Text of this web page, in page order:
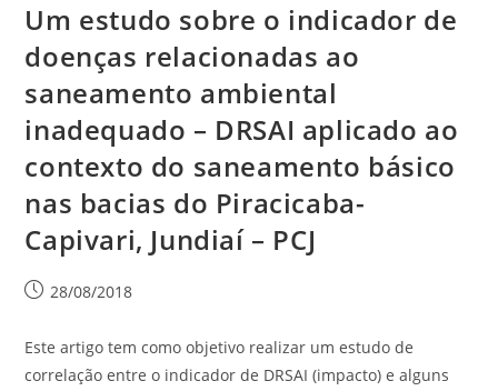
Um estudo sobre o indicador de
doenças relacionadas ao
saneamento ambiental
inadequado – DRSAI aplicado ao
contexto do saneamento básico
nas bacias do Piracicaba-
Capivari, Jundiaí – PCJ
28/08/2018
Este artigo tem como objetivo realizar um estudo de
correlação entre o indicador de DRSAI (impacto) e alguns